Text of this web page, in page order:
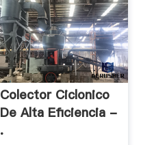
Colector Ciclonico
De Alta Eficiencia -
.